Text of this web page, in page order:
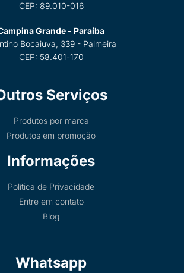
CEP: 89.010-016
Grande - Paraíba
Bocaiuva, 339 - Palmeira
CEP: 58.401-170
Serviços
Produtos por marca
Produtos em promoção
Informações
Política de Privacidade
Entre em contato
Blog
Whatsapp